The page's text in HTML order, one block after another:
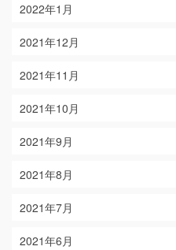
2022年1月
2021年12月
2021年11月
2021年10月
2021年9月
2021年8月
2021年7月
2021年6月